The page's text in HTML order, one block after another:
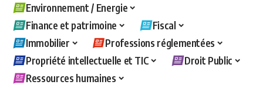
Environnement / Energie
Finance et patrimoine
Fiscal
Immobilier
Professions réglementées
Propriété intellectuelle et TIC
Droit Public
Ressources humaines